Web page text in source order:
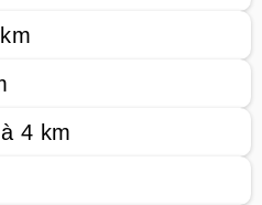
à 4 km